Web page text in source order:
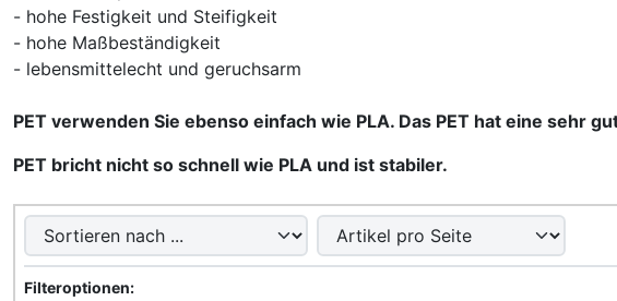
- hohe Festigkeit und Steifigkeit
- hohe Maßbeständigkeit
- lebensmittelecht und geruchsarm
PET verwenden Sie ebenso einfach wie PLA. Das PET hat eine sehr
PET bricht nicht so schnell wie PLA und ist stabiler.
Hier können Sie die nachfolgenden Artikel umsortieren und zwischen
Hier können Sie die nachfolgenden Artikel nach ihren Eigenschaften
Filteroptionen: